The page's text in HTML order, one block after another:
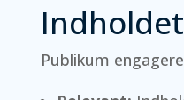
Publikum